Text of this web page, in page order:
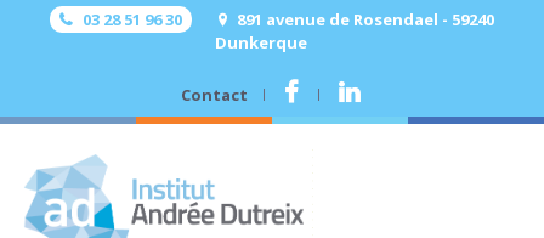
03 28 51 96 30
891 avenue de Rosendael - 59240
Dunkerque
Contact . .